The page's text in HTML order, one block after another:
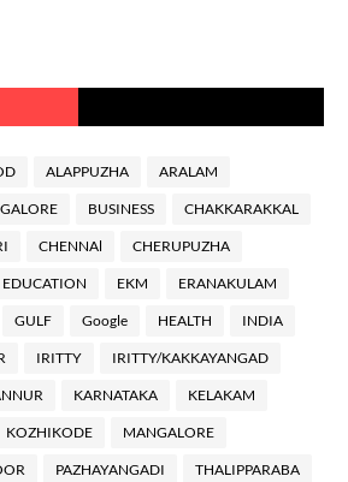
ALAPPUZHA ARALAM
BUSINESS CHAKKARAKKAL
CHENNAl CHERUPUZHA
EDUCATION EKM ERANAKULAM
GULF Google HEALTH INDIA
IRITTY IRITTY/KAKKAYANGAD
KARNATAKA KELAKAM
KOZHIKODE MANGALORE
PAZHAYANGADI THALIPPARABA